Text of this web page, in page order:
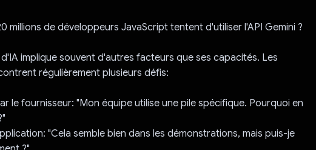
millions de développeurs JavaScript tentent d'utiliser l'API Gemini ?
implique souvent d'autres facteurs que ses capacités. Les
régulièrement plusieurs défis:
le fournisseur: "Mon équipe utilise une pile spécifique. Pourquoi en
"Cela semble bien dans les démonstrations, mais puis-je